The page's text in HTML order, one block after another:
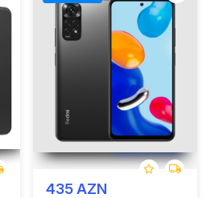
435 AZN